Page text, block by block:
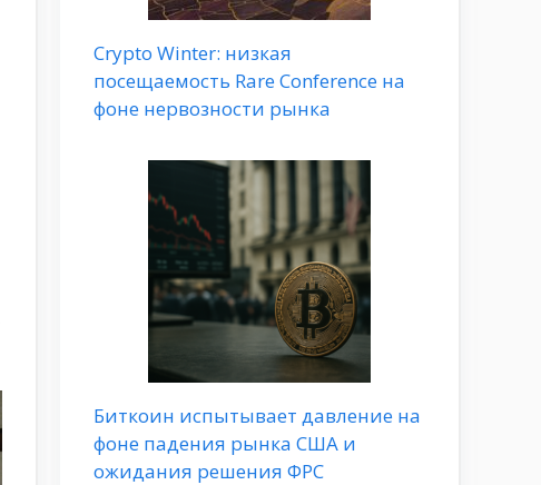
Crypto Winter: низкая
посещаемость Rare Conference на
фоне нервозности рынка
Биткоин испытывает давление на
фоне падения рынка США и
ожидания решения ФРС